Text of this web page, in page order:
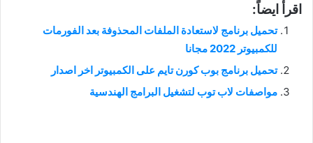
اقرأ ايضاً:
تحميل برنامج لاستعادة الملفات المحذوفة بعد الفورمات
للكمبيوتر 2022 مجانا
تحميل برنامج بوب كورن تايم على الكمبيوتر اخر اصدار
مواصفات لاب توب لتشغيل البرامج الهندسية